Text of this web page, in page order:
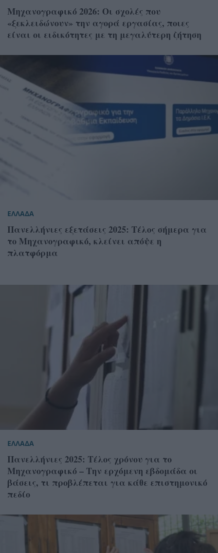
Μηχανογραφικό 2026: Οι σχολές που
«ξεκλειδώνουν» την αγορά εργασίας, ποιες
είναι οι ειδικότητες με τη μεγαλύτερη ζήτηση
ΕΛΛΑΔΑ
Πανελλήνιες εξετάσεις 2025: Τέλος σήμερα για
το Μηχανογραφικό, κλείνει απόψε η
πλατφόρμα
ΕΛΛΑΔΑ
Πανελλήνιες 2025: Τέλος χρόνου για το
Μηχανογραφικό – Την ερχόμενη εβδομάδα οι
βάσεις, τι προβλέπεται για κάθε επιστημονικό
πεδίο